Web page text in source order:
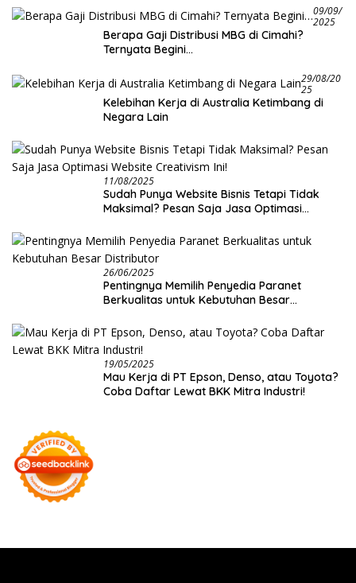
09/09/
2025
Berapa Gaji Distribusi MBG di Cimahi?
Ternyata Begini…
29/08/20
25
Kelebihan Kerja di Australia Ketimbang di
Negara Lain
11/08/2025
Sudah Punya Website Bisnis Tetapi Tidak
Maksimal? Pesan Saja Jasa Optimasi
26/06/2025
Pentingnya Memilih Penyedia Paranet
Berkualitas untuk Kebutuhan Besar
19/05/2025
Mau Kerja di PT Epson, Denso, atau Toyota?
Coba Daftar Lewat BKK Mitra Industri!